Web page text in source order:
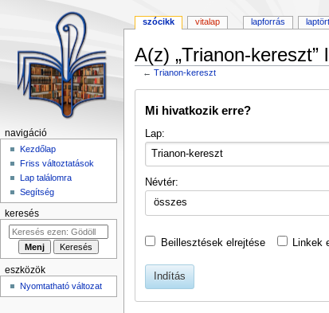
A(z) „Trianon-
←Trianon-kereszt
Mi hivatkozik erre?
Lap:
Névtér:
összes
Beillesztések elrejtése Linkek
Indítás
szócikk vitalap lapforrás
navigáció
Kezdőlap
Friss változtatások
Lap találomra
Segítség
keresés
eszközök
Nyomtatható változat